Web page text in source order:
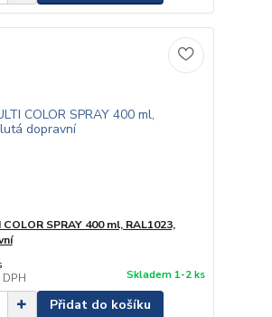
SPRAY 400 ml, RAL1023,
Skladem 1-2 ks
Přidat do košíku